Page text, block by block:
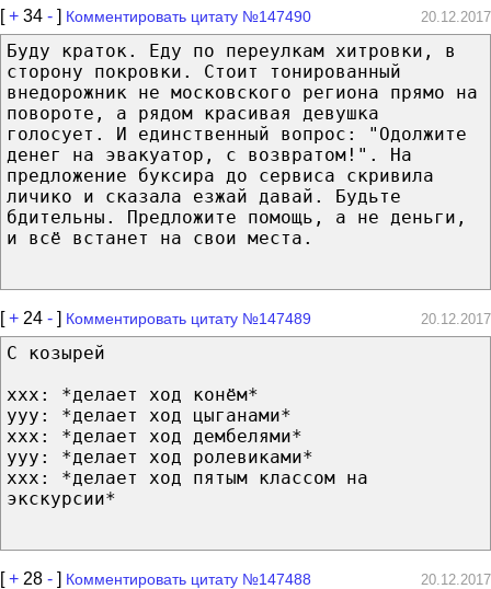
[+ 34 - ] Комментировать цитату №147490 20.12.2017
Буду краток. Еду по переулкам хитровки, в
сторону покровки. Стоит тонированный
внедорожник не московского региона прямо на
повороте, а рядом красивая девушка
голосует. И единственный вопрос: "Одолжите
денег на эвакуатор, с возвратом!". На
предложение буксира до сервиса скривила
личико и сказала езжай давай. Будьте
бдительны. Предложите помощь, а не деньги,
и всё встанет на свои места.
[+ 24 - ] Комментировать цитату №147489 20.12.2017
С козырей
xxx: *делает ход конём*
yyy: *делает ход цыганами*
xxx: *делает ход дембелями*
ууу: *делает ход ролевиками*
ххх: *делает ход пятым классом на
экскурсии*
[+ 28 - ] Комментировать цитату №147488 20.12.2017